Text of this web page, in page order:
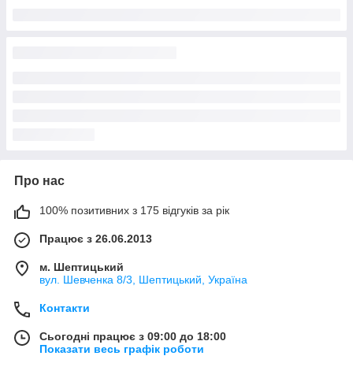
Про нас
100% позитивних з 175 відгуків за рік
Працює з 26.06.2013
м. Шептицький
вул. Шевченка 8/3, Шептицький, Україна
Контакти
Сьогодні працює з 09:00 до 18:00
Показати весь графік роботи